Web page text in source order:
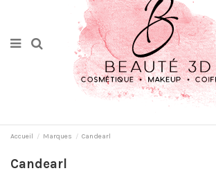
Accueil Marques Candearl
Candearl